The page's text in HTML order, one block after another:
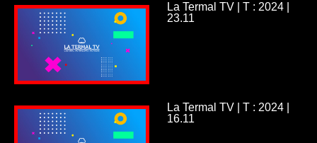
La Termal TV | T : 2024 |
23.11
La Termal TV | T : 2024 |
16.11